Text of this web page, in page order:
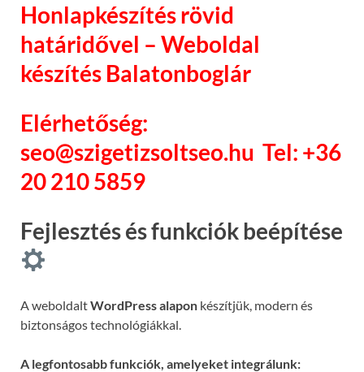
Honlapkészítés rövid
határidővel – Weboldal
készítés Balatonboglár
Elérhetőség:
seo@szigetizsoltseo.hu Tel: +36
20 210 5859
Fejlesztés és funkciók beépítése
A weboldaltWordPress alapon készítjük, modern és
biztonságos technológiákkal.
A legfontosabb funkciók, amelyeket integrálunk: